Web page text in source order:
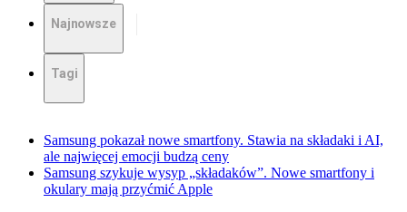
Najnowsze
Tagi
Samsung pokazał nowe smartfony. Stawia na składaki i AI,
ale najwięcej emocji budzą ceny
Samsung szykuje wysyp „składaków”. Nowe smartfony i
okulary mają przyćmić Apple